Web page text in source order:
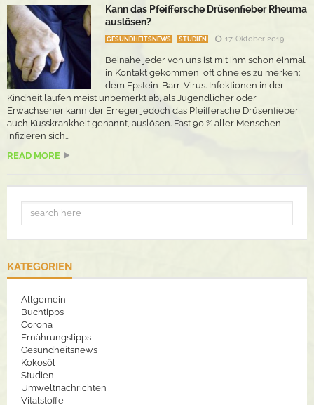
Kann das Pfeiffersche Drüsenfieber Rheuma
auslösen?
GESUNDHEITSNEWS STUDIEN 17. Oktober 2019
Beinahe jeder von uns ist mit ihm schon einmal
in Kontakt gekommen, oft ohne es zu merken:
dem Epstein-Barr-Virus. Infektionen in der
Kindheit laufen meist unbemerkt ab, als Jugendlicher oder
Erwachsener kann der Erreger jedoch das Pfeiffersche Drüsenfieber,
auch Kusskrankheit genannt, auslösen. Fast 90 % aller Menschen
infizieren sich...
READ MORE
KATEGORIEN
Allgemein
Buchtipps
Corona
Ernährungstipps
Gesundheitsnews
Kokosöl
Studien
Umweltnachrichten
Vitalstoffe